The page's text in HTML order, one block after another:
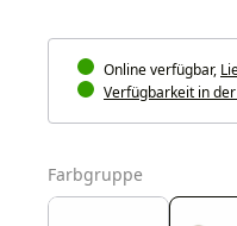
Online verfügbar,
Verfügbarkeit in
Farbgruppe